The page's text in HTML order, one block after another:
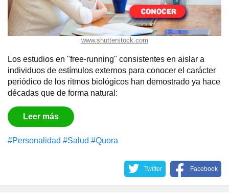
www.shutterstock.com
Los estudios en "free-running" consistentes en aislar a
individuos de estímulos externos para conocer el carácter
periódico de los ritmos biológicos han demostrado ya hace
décadas que de forma natural:
Leer más
#Personalidad #Salud #Quora
Twitter Facebook